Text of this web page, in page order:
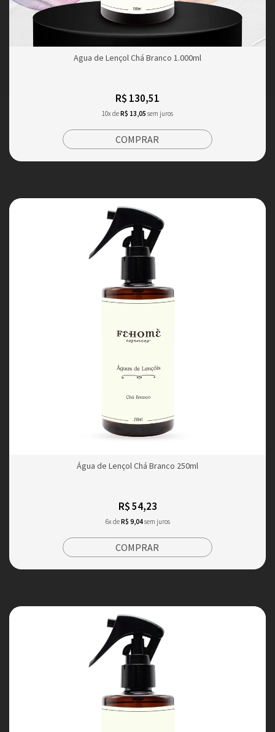
Agua de Lençol Chá Branco 1.000ml
R$ 130,51
10x deR$ 13,05 sem juros
COMPRAR
Água de Lençol Chá Branco 250ml
R$ 54,23
6x deR$ 9,04sem juros
COMPRAR